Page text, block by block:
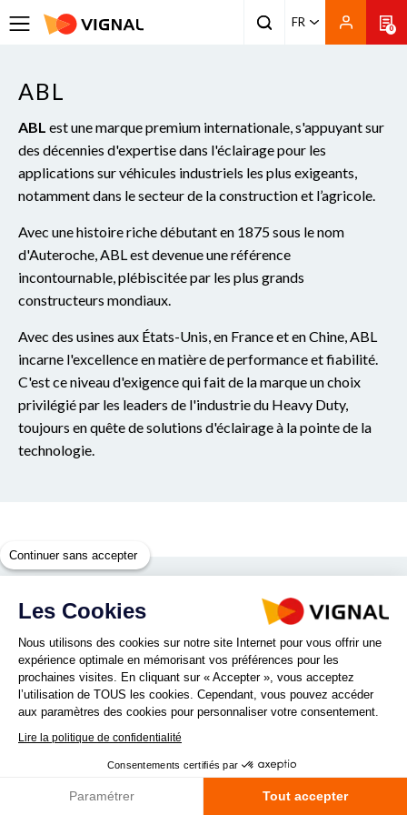
FR 0
ABL
ABL est une marque premium internationale, s'appuyant sur
des décennies d'expertise dans l'éclairage pour les
applications sur véhicules industriels les plus exigeants,
notamment dans le secteur de la construction et l’agricole.
Avec une histoire riche débutant en 1875 sous le nom
d'Auteroche, ABL est devenue une référence
incontournable, plébiscitée par les plus grands
constructeurs mondiaux.
Avec des usines aux États-Unis, en France et en Chine, ABL
incarne l'excellence en matière de performance et fiabilité.
C'est ce niveau d'exigence qui fait de la marque un choix
privilégié par les leaders de l'industrie du Heavy Duty,
toujours en quête de solutions d'éclairage à la pointe de la
technologie.
21famille(s)
Continuer sans accepter
Les Cookies
Nous utilisons des cookies sur notre site Internet pour vous offrir une
expérience optimale en mémorisant vos préférences pour les
prochaines visites. En cliquant sur « Accepter », vous acceptez
l’utilisation de TOUS les cookies. Cependant, vous pouvez accéder
aux paramètres des cookies pour personnaliser votre consentement.
Lire la politique de confidentialité
Consentements certifiés par
Paramétrer Tout accepter